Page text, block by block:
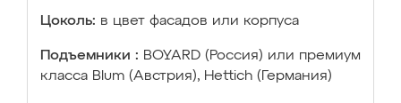
Цоколь: в цвет фасадов или корпуса
Подъемники : BOYARD (Россия) или премиум
класса Blum (Австрия), Hettich (Германия)